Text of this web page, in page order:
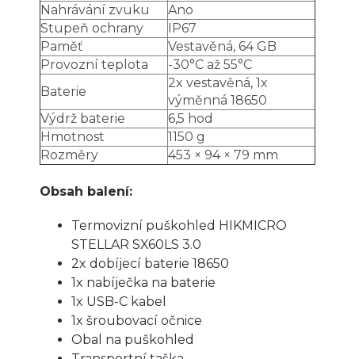
Nahrávání zvuku
Ano
Stupeň ochrany
IP67
Paměť
Vestavěná, 64 GB
Provozní teplota
-30°C až 55°C
Baterie
2x vestavěná, 1x
výměnná 18650
Výdrž baterie
6,5 hod
Hmotnost
1150 g
Rozměry
453 × 94 × 79 mm
Obsah balení:
Termovizní puškohled HIKMICRO
STELLAR SX60LS 3.0
2x dobíjecí baterie 18650
1x nabíječka na baterie
1x USB-C kabel
1x šroubovací očnice
Obal na puškohled